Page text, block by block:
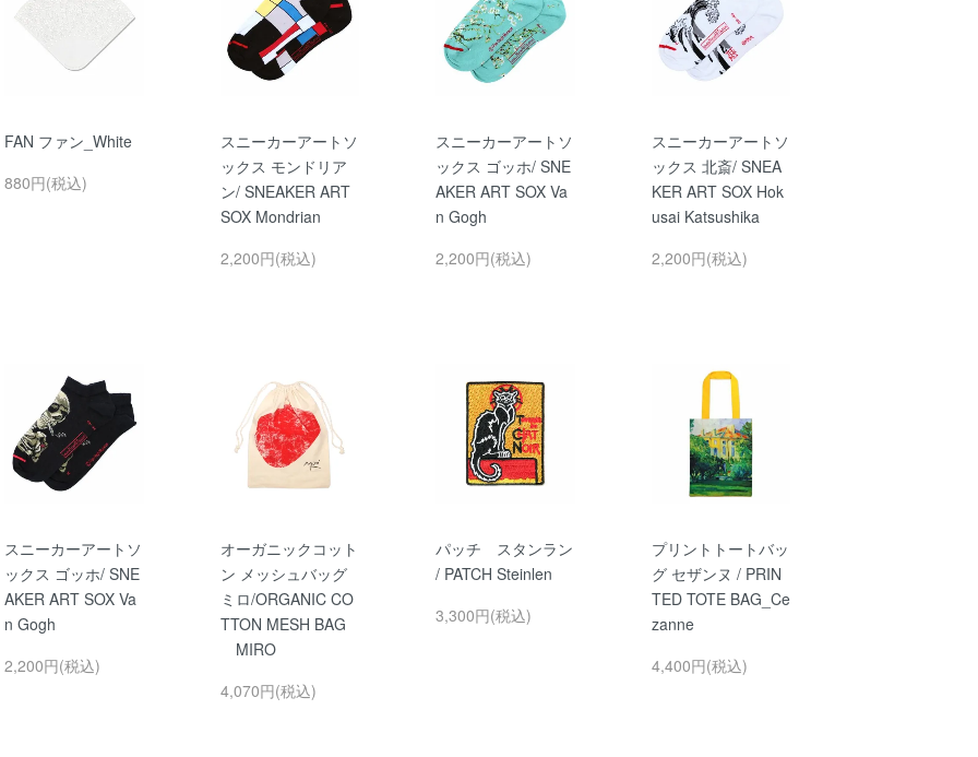
FAN ファン_White
880円(税込)
スニーカーアートソ
ックス モンドリア
ン/ SNEAKER ART
SOX Mondrian
2,200円(税込)
スニーカーアートソ
ックス ゴッホ/ SNE
AKER ART SOX Va
n Gogh
2,200円(税込)
スニーカーアートソ
ックス 北斎/ SNEA
KER ART SOX Hok
usai Katsushika
2,200円(税込)
スニーカーアートソ
ックス ゴッホ/ SNE
AKER ART SOX Va
n Gogh
2,200円(税込)
オーガニックコット
ン メッシュバッグ
ミロ/ORGANIC CO
TTON MESH BAG
MIRO
4,070円(税込)
パッチ スタンラン
/ PATCH Steinlen
3,300円(税込)
プリントトートバッ
グ セザンヌ / PRIN
TED TOTE BAG_Ce
zanne
4,400円(税込)